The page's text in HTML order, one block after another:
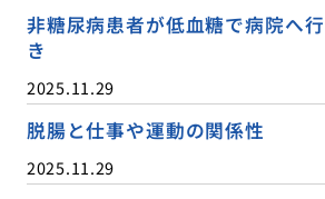
非糖尿病患者が低血糖で病院へ
き
2025.11.29
脱腸と仕事や運動の関係性
2025.11.29